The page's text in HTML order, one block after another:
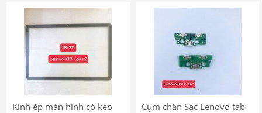
Kính ép màn hình có keo
Cụm chân Sạc Lenovo tab